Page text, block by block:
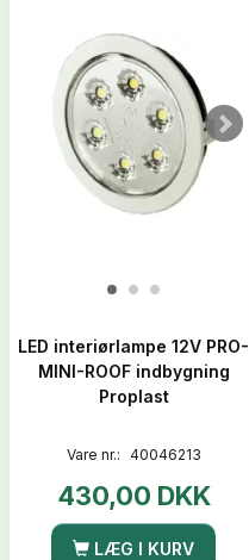
LED interiørlampe 12V PRO-
MINI-ROOF indbygning
Proplast
Vare nr.: 40046213
430,00 DKK
LÆG I KURV